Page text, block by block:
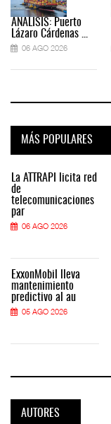
ANÁLISIS: Puerto
Lázaro Cárdenas ...
06 AGO 2026
MÁS POPULARES
La ATTRAPI licita red
de
telecomunicaciones
par
06 AGO 2026
ExxonMobil lleva
mantenimiento
predictivo al au
05 AGO 2026
AUTORES